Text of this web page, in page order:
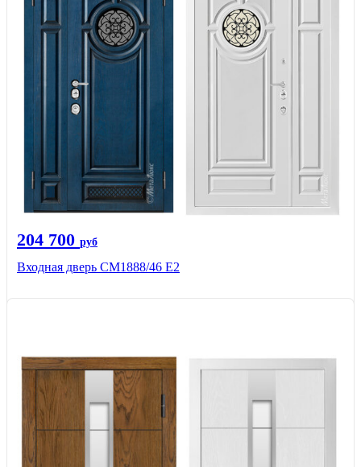
204 700 руб
Входная дверь СМ1888/46 Е2